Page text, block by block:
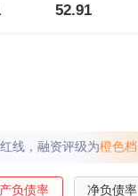
52.91
线，融资评级为橙⾊档
负债率 净负债率